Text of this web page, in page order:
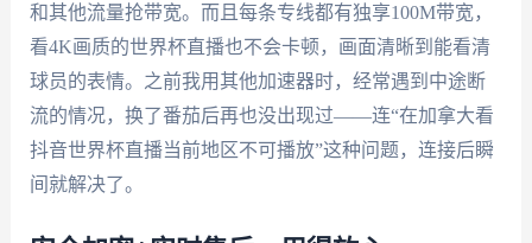
和其他流量抢带宽。而且每条专线都有独享100M带宽，
看4K画质的世界杯直播也不会卡顿，画面清晰到能看清
球员的表情。之前我用其他加速器时，经常遇到中途断
流的情况，换了番茄后再也没出现过——连“在加拿大看
抖音世界杯直播当前地区不可播放”这种问题，连接后瞬
间就解决了。